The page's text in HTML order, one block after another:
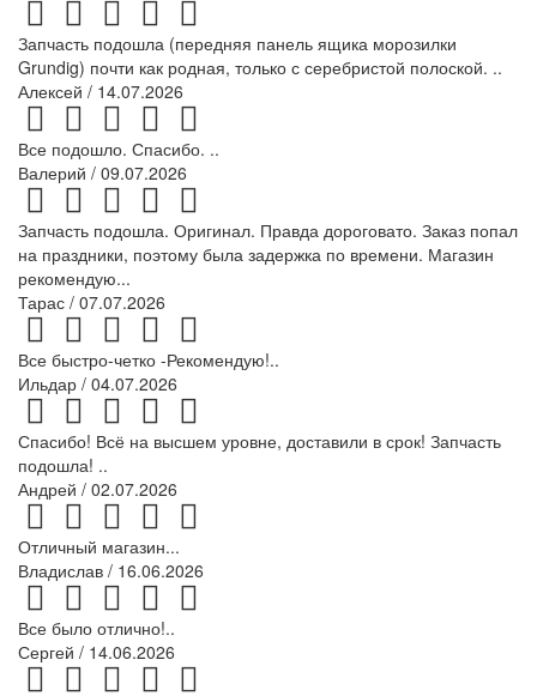
Запчасть подошла (передняя панель ящика морозилки
Grundig) почти как родная, только с серебристой полоской. ..
Алексей / 14.07.2026
Все подошло. Спасибо. ..
Валерий / 09.07.2026
Запчасть подошла. Оригинал. Правда дороговато. Заказ попал
на праздники, поэтому была задержка по времени. Магазин
рекомендую...
Тарас / 07.07.2026
Все быстро-четко -Рекомендую!..
Ильдар / 04.07.2026
Спасибо! Всё на высшем уровне, доставили в срок! Запчасть
подошла! ..
Андрей / 02.07.2026
Отличный магазин...
Владислав / 16.06.2026
Все было отлично!..
Сергей / 14.06.2026